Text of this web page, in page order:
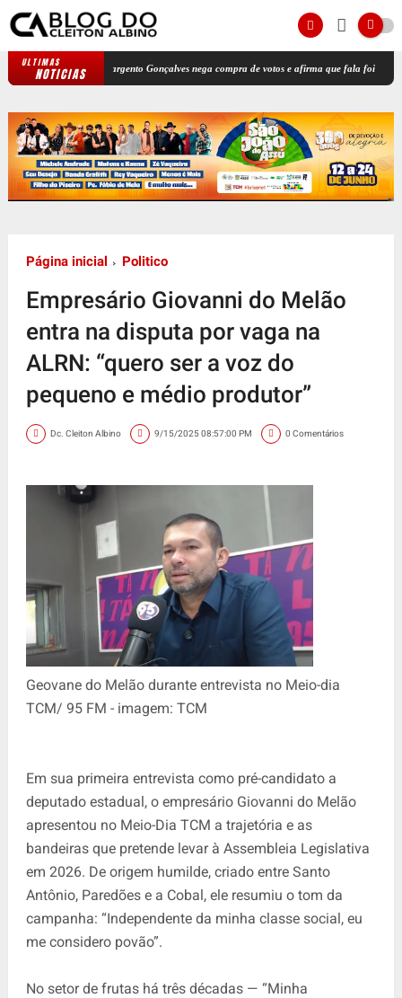
ULTIMAS
NOTICIAS
[VÍDEO] Sargento Gonçalves nega compra de votos e afirma que fala foi tirada de
Página inicial Politico
Empresário Giovanni do Melão
entra na disputa por vaga na
ALRN: “quero ser a voz do
pequeno e médio produtor”
Dc. Cleiton Albino 9/15/2025 08:57:00 PM 0 Comentários
Geovane do Melão durante entrevista no Meio-dia
TCM/ 95 FM - imagem: TCM
Em sua primeira entrevista como pré-candidato a
deputado estadual, o empresário Giovanni do Melão
apresentou no Meio-Dia TCM a trajetória e as
bandeiras que pretende levar à Assembleia Legislativa
em 2026. De origem humilde, criado entre Santo
Antônio, Paredões e a Cobal, ele resumiu o tom da
campanha: “Independente da minha classe social, eu
me considero povão”.
No setor de frutas há três décadas — “Minha